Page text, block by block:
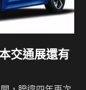
交通展還有